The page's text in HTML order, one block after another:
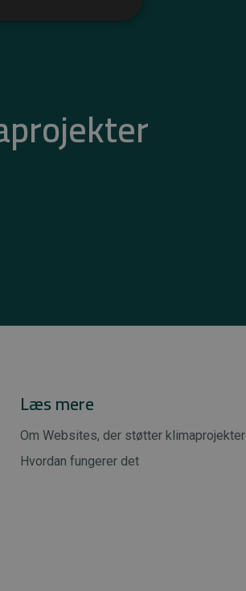
Læs mere
Om Websites, der støtter klimaprojekter
Hvordan fungerer det